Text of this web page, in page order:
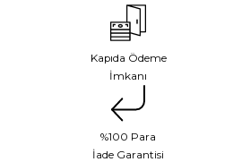
Kapıda Ödeme
İmkanı
%100 Para
İade Garantisi